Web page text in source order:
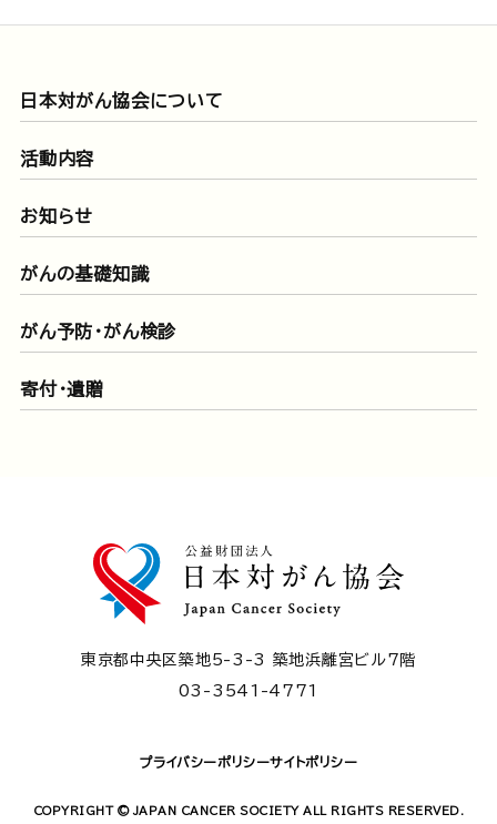
日本対がん協会について
活動内容
お知らせ
がんの基礎知識
がん予防・がん検診
寄付・遺贈
東京都中央区築地5-3-3 築地浜離宮ビル7階
03-3541-4771
プライバシーポリシーサイトポリシー
COPYRIGHT © JAPAN CANCER SOCIETY ALL RIGHTS RESERVED.